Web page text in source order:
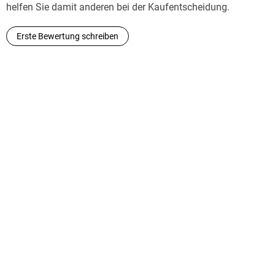
helfen Sie damit anderen bei der Kaufentscheidung.
Erste Bewertung schreiben